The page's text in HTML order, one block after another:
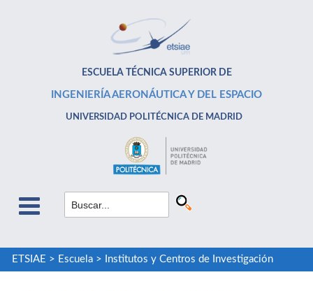
ESCUELA TÉCNICA SUPERIOR DE
INGENIERÍA AERONÁUTICA Y DEL ESPACIO
UNIVERSIDAD POLITÉCNICA DE MADRID
ETSIAE > Escuela> Institutos y Centros de Investigación